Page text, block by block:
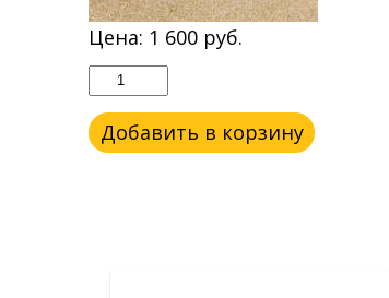
Цена: 1 600 руб.
Добавить в корзину